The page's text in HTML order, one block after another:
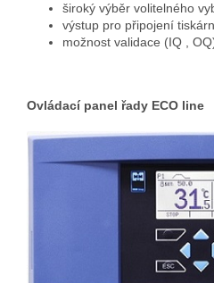
široký výběr volitelného
výstup pro připojení
možnost validace (IQ ,
Ovládací panel řady ECO line